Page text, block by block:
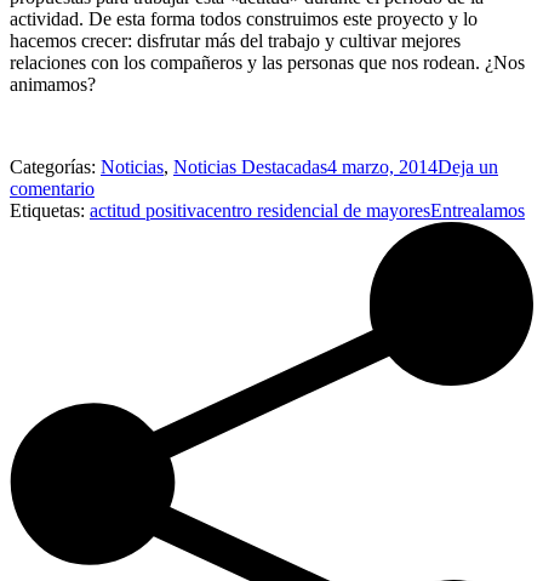
actividad. De esta forma todos construimos este proyecto y lo
hacemos crecer: disfrutar más del trabajo y cultivar mejores
relaciones con los compañeros y las personas que nos rodean. ¿Nos
animamos?
Categorías: Noticias, Noticias Destacadas4 marzo, 2014Deja un
comentario
Etiquetas: actitud positivacentro residencial de mayoresEntrealamos